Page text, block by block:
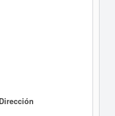
Dirección